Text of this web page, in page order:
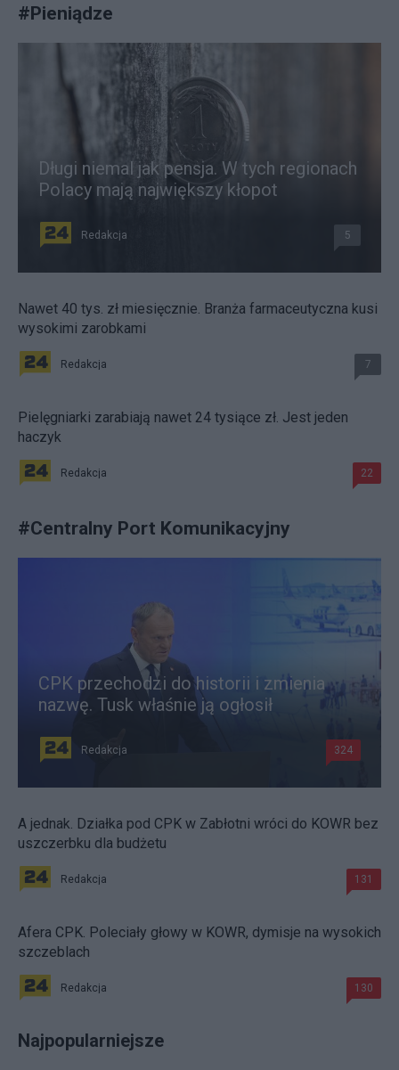
#Pieniądze
Długi niemal jak pensja. W tych regionach
Polacy mają największy kłopot
Redakcja 5
Nawet 40 tys. zł miesięcznie. Branża farmaceutyczna kusi
wysokimi zarobkami
Redakcja 7
Pielęgniarki zarabiają nawet 24 tysiące zł. Jest jeden
haczyk
Redakcja 22
#Centralny Port Komunikacyjny
CPK przechodzi do historii i zmienia
nazwę. Tusk właśnie ją ogłosił
Redakcja 324
A jednak. Działka pod CPK w Zabłotni wróci do KOWR bez
uszczerbku dla budżetu
Redakcja 131
Afera CPK. Poleciały głowy w KOWR, dymisje na wysokich
szczeblach
Redakcja 130
Najpopularniejsze